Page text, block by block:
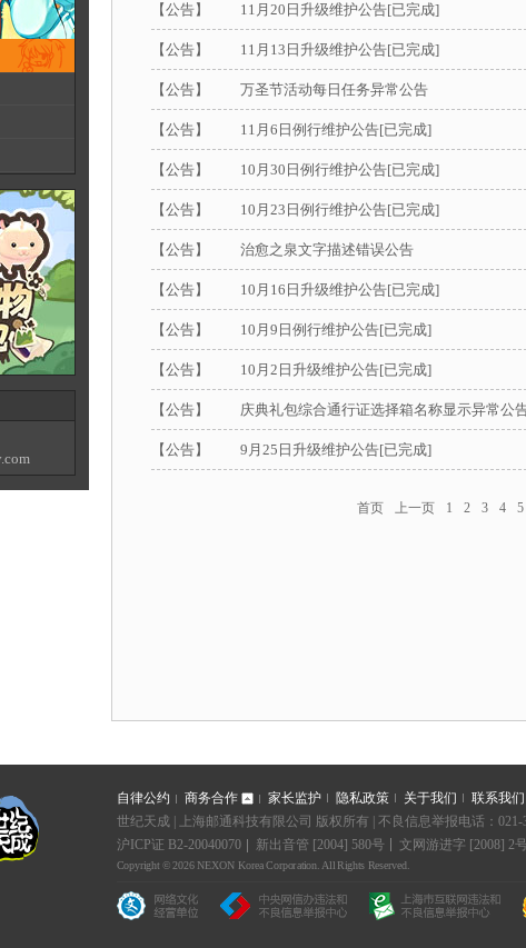
【公告】 11月20日升级维护公告[已完成]
【公告】 11月13日升级维护公告[已完成]
【公告】 万圣节活动每日任务异常公告
【公告】 11月6日例行维护公告[已完成]
【公告】 10月30日例行维护公告[已完成]
【公告】 10月23日例行维护公告[已完成]
【公告】 治愈之泉文字描述错误公告
【公告】 10月16日升级维护公告[已完成]
【公告】 10月9日例行维护公告[已完成]
【公告】 10月2日升级维护公告[已完成]
【公告】 庆典礼包综合通行证选择箱名称显示异常公
【公告】 9月25日升级维护公告[已完成]
首页 上一页 1 2 3 4 5
自律公约 家长监护 隐私政策 关于我们 联系我们
商务合作
世纪天成 | 上海邮通科技有限公司 版权所有 | 不良信息举报电话：
沪ICP证 B2-20040070
新出音管 [2004] 580号 文网游进字 [2008] 2
Copyright © 2026 NEXON Korea Corporation. All Rights Reserved.